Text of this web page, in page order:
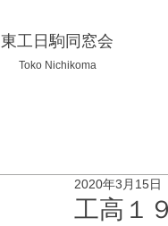
東工日駒同窓会
Toko Nichikoma
工高１
2020年3月15日